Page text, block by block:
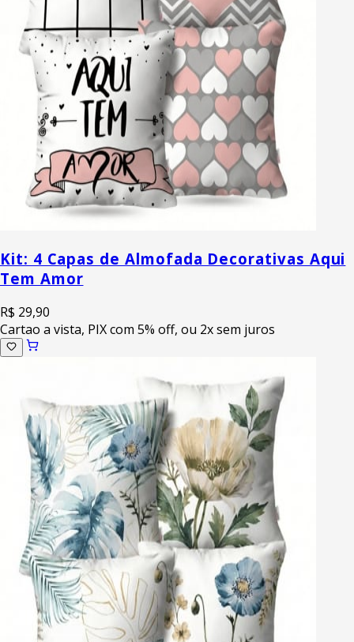
Kit: 4 Capas de Almofada Decorativas Aqui
Tem Amor
R$ 29,90
Cartao a vista, PIX com 5% off, ou 2x sem juros